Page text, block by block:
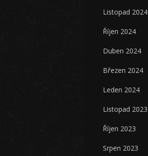
Listopad 2024
Říjen 2024
Duben 2024
Březen 2024
Leden 2024
Listopad 2023
Říjen 2023
Srpen 2023